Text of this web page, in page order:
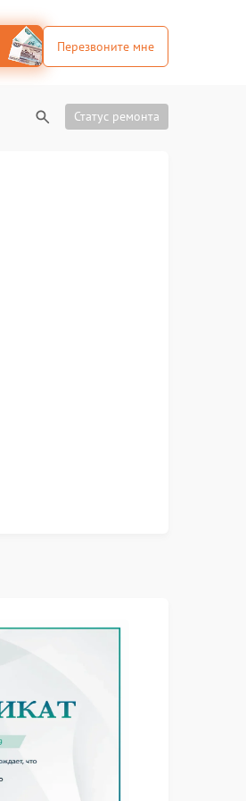
Перезвоните мне
Статус ремонта